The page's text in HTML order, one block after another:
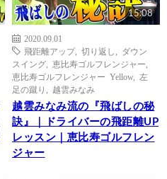
15:08
2020.09.01
飛距離アップ, 切り返し
ダウン
スイング
恵比寿ゴルフレンジャー
恵比寿ゴルフレンジャー Yellow, 左
足の蹴り
越雲みなみ
越雲みなみ流の『飛ばしの秘
訣』｜ドライバーの飛距離UP
レッスン｜恵比寿ゴルフレン
ジャー